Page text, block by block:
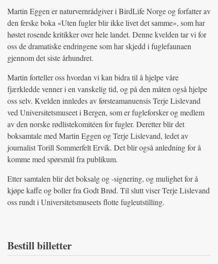
Martin Eggen er naturvernrådgiver i BirdLife Norge og forfatter av
den ferske boka «Uten fugler blir ikke livet det samme», som har
høstet rosende kritikker over hele landet. Denne kvelden tar vi for
oss de dramatiske endringene som har skjedd i fuglefaunaen
gjennom det siste århundret.
Martin forteller oss hvordan vi kan bidra til å hjelpe våre
fjærkledde venner i en vanskelig tid, og på den måten også hjelpe
oss selv. Kvelden innledes av førsteamanuensis Terje Lislevand
ved Universitetsmuseet i Bergen, som er fugleforsker og medlem
av den norske rødlistekomitéen for fugler. Deretter blir det
boksamtale med Martin Eggen og Terje Lislevand, ledet av
journalist Torill Sommerfelt Ervik. Det blir også anledning for å
komme med spørsmål fra publikum.
Etter samtalen blir det boksalg og -signering, og mulighet for å
kjøpe kaffe og boller fra Godt Brød. Til slutt viser Terje Lislevand
oss rundt i Universitetsmuseets flotte fugleutstilling.
Bestill billetter